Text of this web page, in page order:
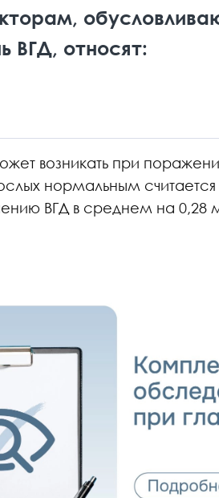
ВГД, относят:
возникать при
нормальным
ВГД в среднем на 0,28